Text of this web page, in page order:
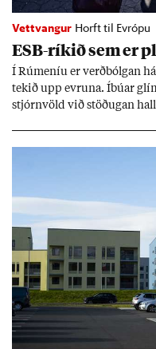
Vettvangur Horft til Evrópu
ESB-rík­ið sem er
Í Rúm­en­íu er verð­bólg­an
tek­ið upp evr­una. Íbú­ar
stjórn­völd við stöð­ug­an